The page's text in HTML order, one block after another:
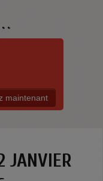
.
maintenant
JANVIER